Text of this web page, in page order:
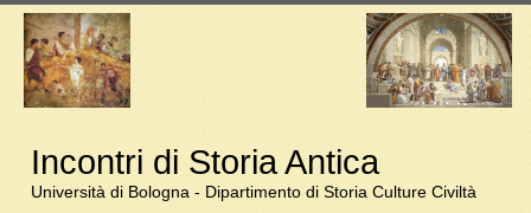
Incontri di Storia Antica
Università di Bologna - Dipartimento di Storia Culture Civiltà